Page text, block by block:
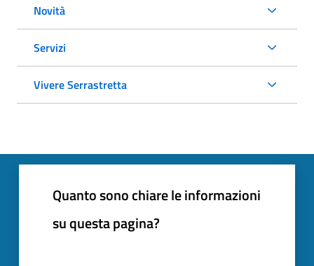
Novità
Servizi
Vivere Serrastretta
Quanto sono chiare le informazioni
su questa pagina?